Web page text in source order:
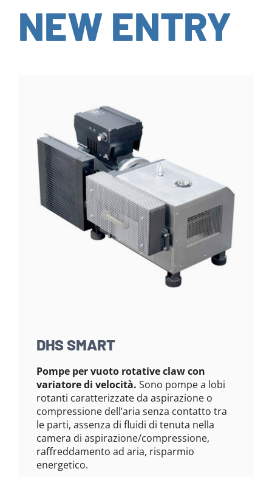
NEW ENTRY
DHS SMART
Pompe per vuoto rotative claw con
variatore di velocità. Sono pompe a lobi
rotanti caratterizzate da aspirazione o
compressione dell’aria senza contatto tra
le parti, assenza di fluidi di tenuta nella
camera di aspirazione/compressione,
raffreddamento ad aria, risparmio
energetico.